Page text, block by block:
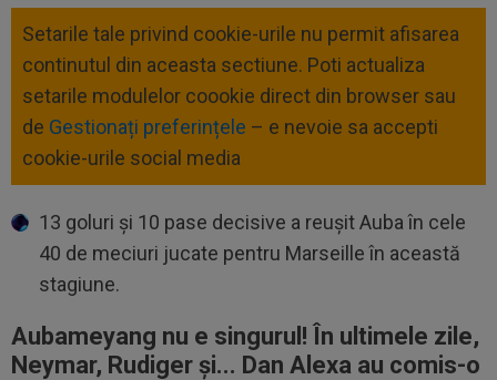
Setarile tale privind cookie-urile nu permit afisarea
continutul din aceasta sectiune. Poti actualiza
setarile modulelor coookie direct din browser sau
de Gestionați preferințele – e nevoie sa accepti
cookie-urile social media
13 goluri și 10 pase decisive a reușit Auba în cele
40 de meciuri jucate pentru Marseille în această
stagiune.
Aubameyang nu e singurul! În ultimele zile,
Neymar, Rudiger și... Dan Alexa au comis-o